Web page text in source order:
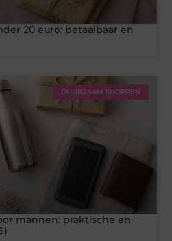
20 euro: betaalbaar en
DUURZAAM SHOPPEN
mannen: praktische en